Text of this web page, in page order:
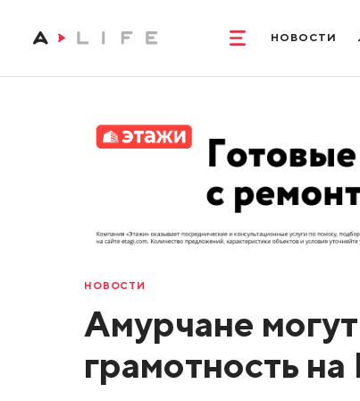
НОВОСТИ
НОВОСТИ
Амурчане
грамотность